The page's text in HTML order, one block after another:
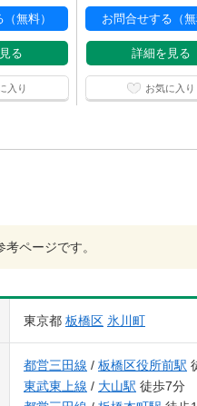
無料）
る
入り
お問合せする（
詳細を見る
お気に入り
ページです。
東京都 板橋区 氷川町
都営三田線 / 板橋区役所前駅
東武東上線 / 大山駅 徒歩7分